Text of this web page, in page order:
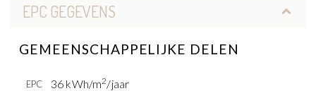
EPC GEGEVENS
GEMEENSCHAPPELIJKE DELEN
EPC 36 kWh/m2/jaar